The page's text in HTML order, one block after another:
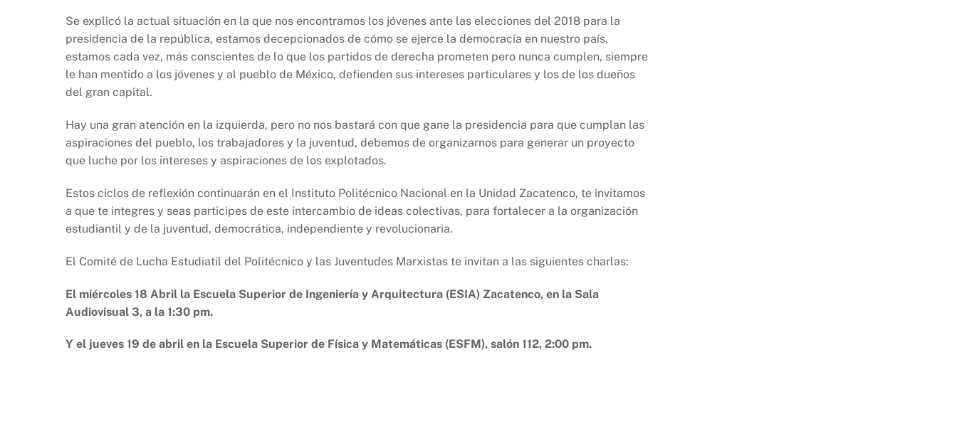
Se explicó la actual situación en la que nos encontramos los jóvenes ante las elecciones del 2018 para la
presidencia de la república, estamos decepcionados de cómo se ejerce la democracia en nuestro país,
estamos cada vez, más conscientes de lo que los partidos de derecha prometen pero nunca cumplen, siempre
le han mentido a los jóvenes y al pueblo de México, defienden sus intereses particulares y los de los dueños
del gran capital.
Hay una gran atención en la izquierda, pero no nos bastará con que gane la presidencia para que cumplan las
aspiraciones del pueblo, los trabajadores y la juventud, debemos de organizarnos para generar un proyecto
que luche por los intereses y aspiraciones de los explotados.
Estos ciclos de reflexión continuarán en el Instituto Politécnico Nacional en la Unidad Zacatenco, te invitamos
a que te integres y seas participes de este intercambio de ideas colectivas, para fortalecer a la organización
estudiantil y de la juventud, democrática, independiente y revolucionaria.
El Comité de Lucha Estudiatil del Politécnico y las Juventudes Marxistas te invitan a las siguientes charlas:
El miércoles 18 Abril la Escuela Superior de Ingeniería y Arquitectura (ESIA) Zacatenco, en la Sala
Audiovisual 3, a la 1:30 pm.
Y el jueves 19 de abril en la Escuela Superior de Física y Matemáticas (ESFM), salón 112, 2:00 pm.